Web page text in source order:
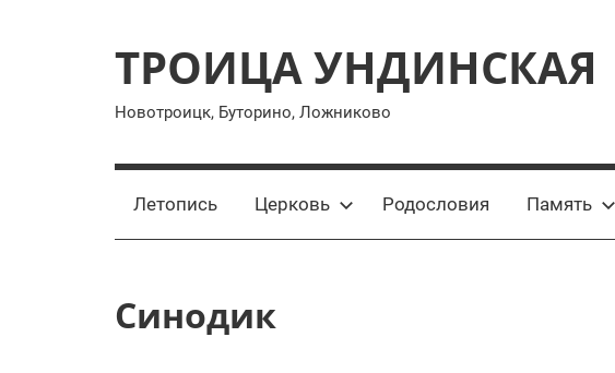
ТРОИЦА УНДИНСКАЯ
Новотроицк, Буторино, Ложниково
Летопись Церковь Родословия Память
Синодик